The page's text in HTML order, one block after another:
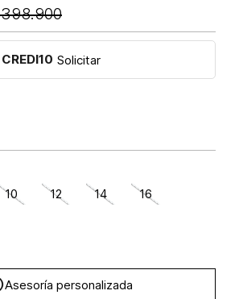
398.900
CREDI10 Solicitar
10 12 14 16
Asesoría personalizada